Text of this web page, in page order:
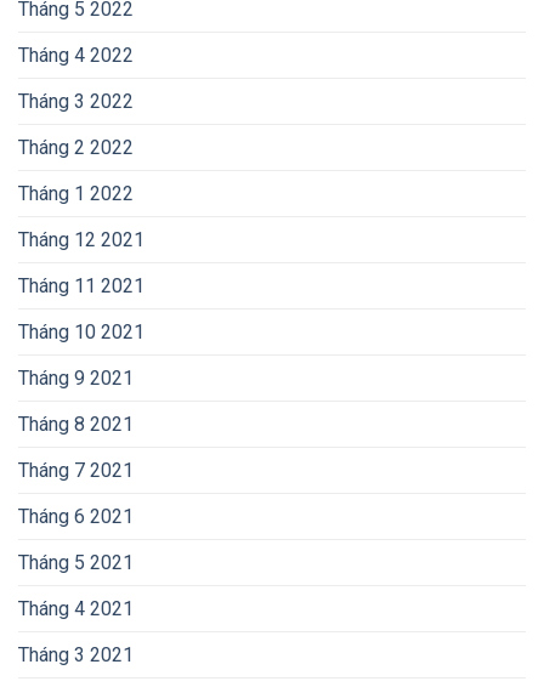
Tháng 5 2022
Tháng 4 2022
Tháng 3 2022
Tháng 2 2022
Tháng 1 2022
Tháng 12 2021
Tháng 11 2021
Tháng 10 2021
Tháng 9 2021
Tháng 8 2021
Tháng 7 2021
Tháng 6 2021
Tháng 5 2021
Tháng 4 2021
Tháng 3 2021